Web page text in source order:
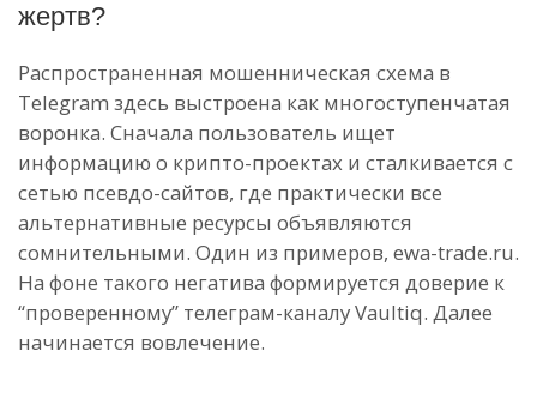
жертв?
Распространенная мошенническая схема в
Telegram здесь выстроена как многоступенчатая
воронка. Сначала пользователь ищет
информацию о крипто-проектах и сталкивается с
сетью псевдо-сайтов, где практически все
альтернативные ресурсы объявляются
сомнительными. Один из примеров, ewa-trade.ru.
На фоне такого негатива формируется доверие к
“проверенному” телеграм-каналу Vaultiq. Далее
начинается вовлечение.